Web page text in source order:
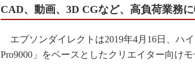
CAD、動画、3D CGなど、高負荷業務
エプソンダイレクトは2019年4月16日、ハ
Pro9000」をベースとしたクリエイター向けモ